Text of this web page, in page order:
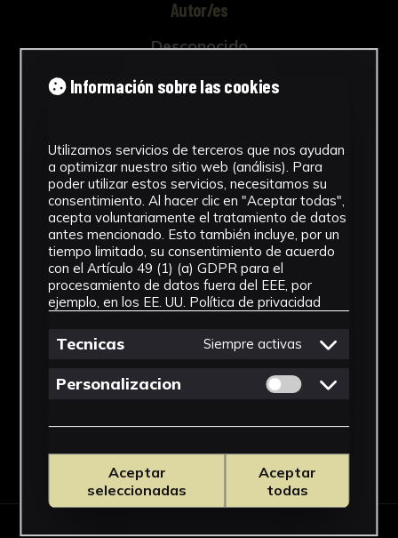
Autor/es
Desconocido
Tipología
Cronología
1920 - 2000
Técnica
Ensamblaje
Materiales
Metal y plástico
Descargar Ficha
Información sobre las cookies
Utilizamos servicios de terceros que nos ayudan
a optimizar nuestro sitio web (análisis). Para
poder utilizar estos servicios, necesitamos su
consentimiento. Al hacer clic en "Aceptar todas",
acepta voluntariamente el tratamiento de datos
antes mencionado. Esto también incluye, por un
tiempo limitado, su consentimiento de acuerdo
con el Artículo 49 (1) (a) GDPR para el
procesamiento de datos fuera del EEE, por
ejemplo, en los EE. UU. Política de privacidad
Tecnicas Siempre activas
Personalizacion Permitir cookies
Aceptar
seleccionadas
Aceptar
todas